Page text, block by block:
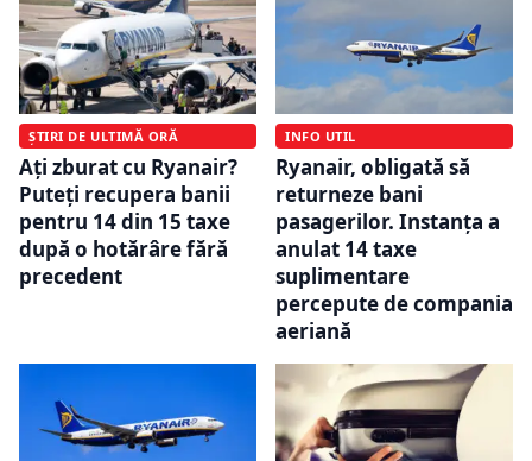
ȘTIRI DE ULTIMĂ ORĂ
Ați zburat cu Ryanair?
Puteți recupera banii
pentru 14 din 15 taxe
după o hotărâre fără
precedent
INFO UTIL
Ryanair, obligată să
returneze bani
pasagerilor. Instanța a
anulat 14 taxe
suplimentare
percepute de compania
aeriană